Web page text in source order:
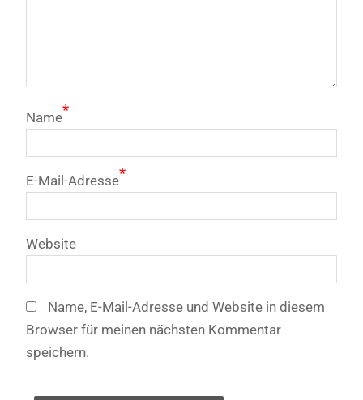
Name*
E-Mail-Adresse*
Website
Name, E-Mail-Adresse und Website in diesem
Browser für meinen nächsten Kommentar
speichern.